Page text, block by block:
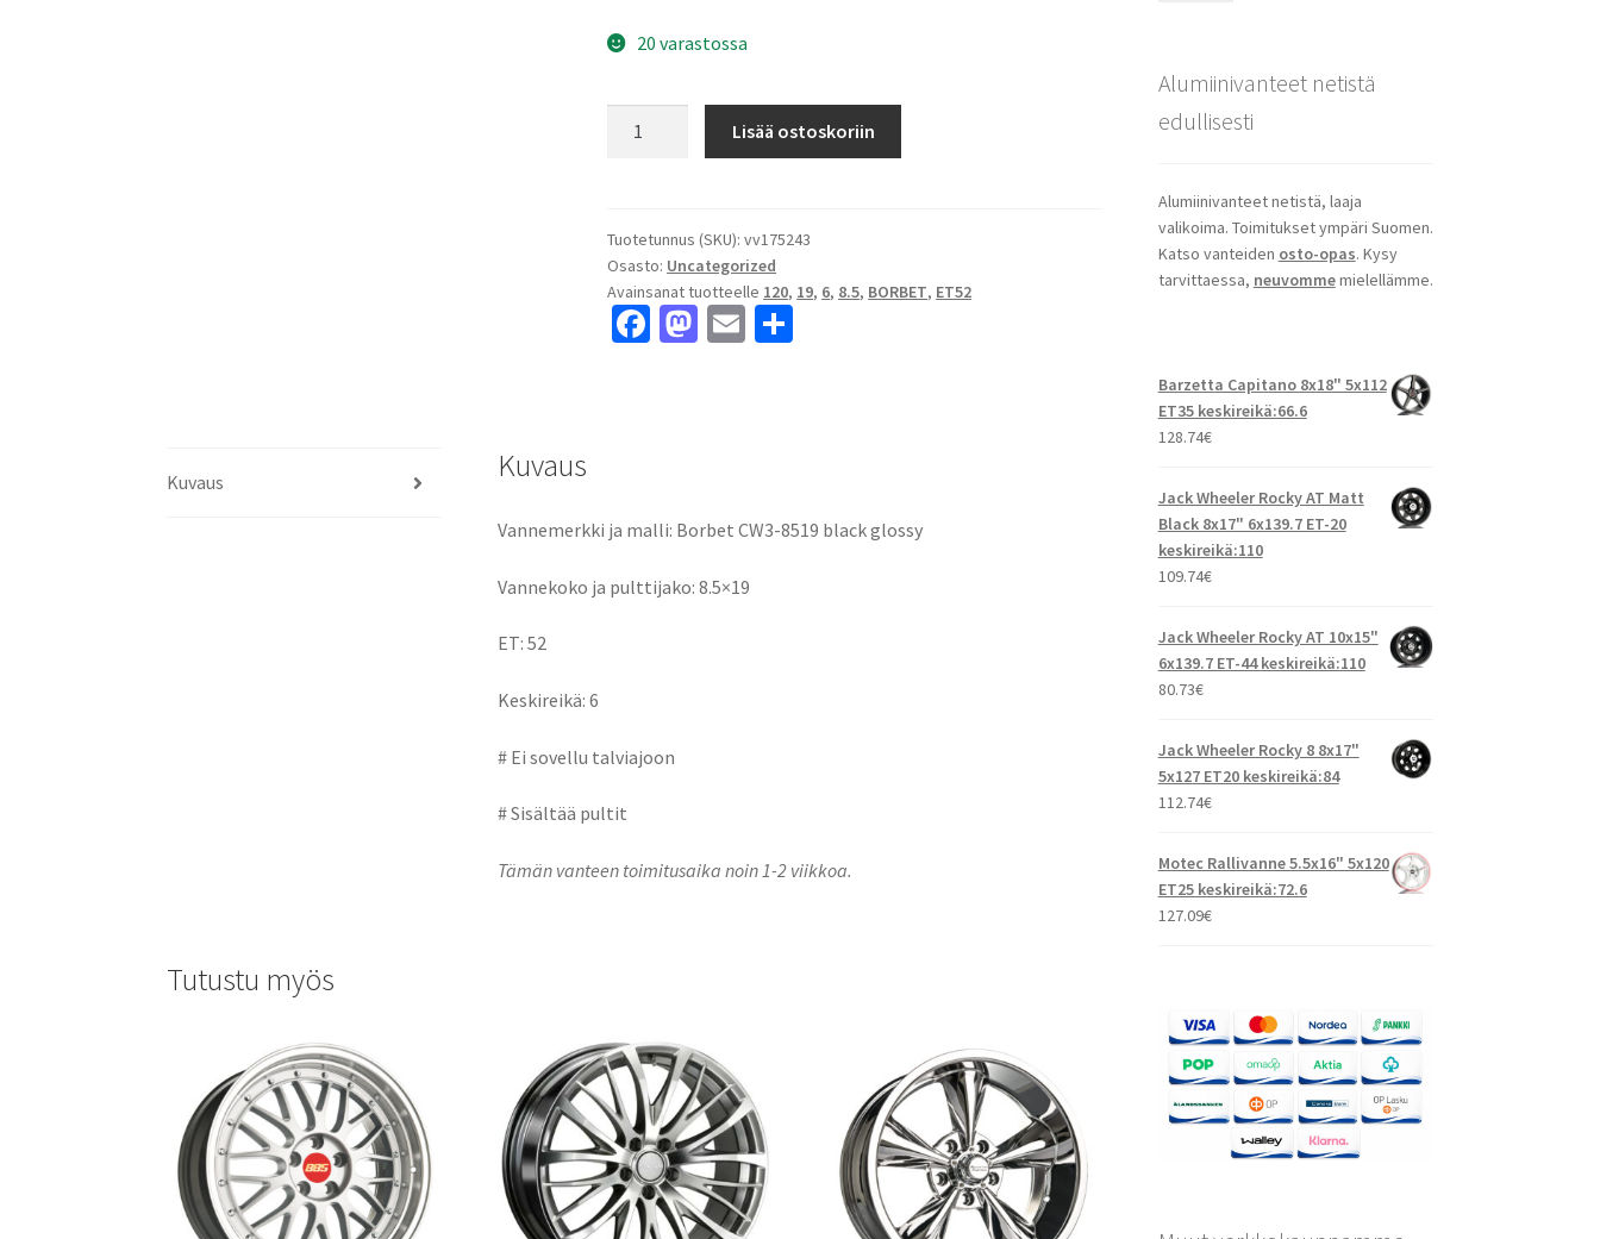
20 varastossa
glossy
8.5x19"
6x120
ET52
Lisää ostoskoriin
Tuotetunnus (SKU):vv175243
Osasto: Uncategorized
Avainsanat tuotteelle 120, 19, 6, 8.5, BORBET, ET52
Fa
k
M
n
E
Kuvaus Kuvaus
Vannemerkki ja malli: Borbet CW3-8519 black glossy
Vannekoko ja pulttijako: 8.5×19
ET: 52
Keskireikä: 6
# Ei sovellu talviajoon
# Sisältää pultit
Tämän vanteen toimitusaika noin 1-2 viikkoa.
Tutustu myös
Alumiinivanteet netistä
edullisesti
Alumiinivanteet netistä, laaja
valikoima. Toimitukset ympäri Suomen.
Katso vanteiden osto-opas. Kysy
tarvittaessa, neuvommemielellämme.
Barzetta Capitano 8x18" 5x112
ET35 keskireikä:66.6
128.74€
Jack Wheeler Rocky AT Matt
Black 8x17" 6x139.7 ET-20
keskireikä:110
109.74€
Jack Wheeler Rocky AT 10x15"
6x139.7 ET-44 keskireikä:110
80.73€
Jack Wheeler Rocky 8 8x17"
5x127 ET20 keskireikä:84
112.74€
Motec Rallivanne 5.5x16" 5x120
ET25 keskireikä:72.6
127.09€